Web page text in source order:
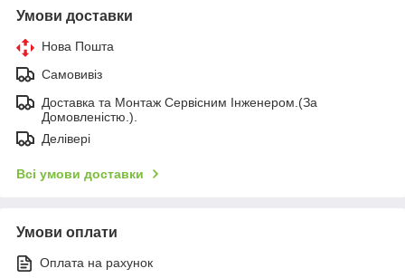
Умови доставки
Нова Пошта
Самовивіз
Доставка та Монтаж Сервісним Інженером.(За
Домовленістю.).
Делівері
Всі умови доставки
Умови оплати
Оплата на рахунок